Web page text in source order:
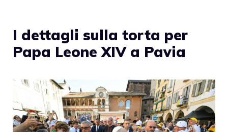
I dettagli sulla torta per
Papa Leone XIV a Pavia